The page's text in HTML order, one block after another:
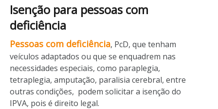
Isenção para pessoas com
deficiência
Pessoas com deficiência, PcD, que tenham
veículos adaptados ou que se enquadrem nas
necessidades especiais, como paraplegia,
tetraplegia, amputação, paralisia cerebral, entre
outras condições, podem solicitar a isenção do
IPVA, pois é direito legal.